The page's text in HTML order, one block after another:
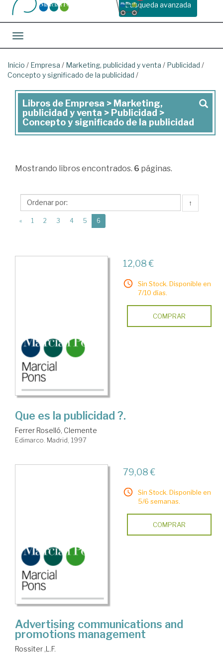
Busqueda avanzada
Toggle navigation
Inicio / Empresa / Marketing, publicidad y venta / Publicidad /
Concepto y significado de la publicidad /
Libros
de
Empresa
Marketing,
y
venta
>
la
publicidad
Libros de Empresa > Marketing,
publicidad y venta > Publicidad >
Concepto y significado de la publicidad
Mostrando libros encontrados. 6 páginas.
↑
« 1 2 3 4 5 6
12,08 €
Sin Stock. Disponible en
7/10 días.
COMPRAR
Que es la publicidad ?.
Ferrer Roselló, Clemente
Edimarco. Madrid, 1997
79,08 €
Sin Stock. Disponible en
5/6 semanas.
COMPRAR
Advertising communications and
promotions management
Rossiter ,L.F.